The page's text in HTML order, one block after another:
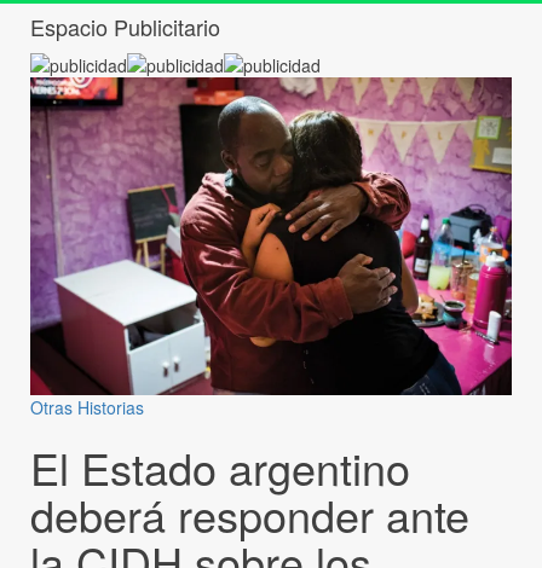
Espacio Publicitario
Otras Historias
El Estado argentino
deberá responder ante